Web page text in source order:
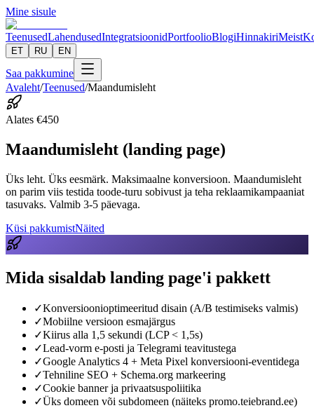
Mine sisule
TeenusedLahendusedIntegratsioonidPortfoolioBlogiHinnakiriMeist
ET RU EN
Saa pakkumine
Avaleht/Teenused/Maandumisleht
Alates €450
Maandumisleht (landing page)
Üks leht. Üks eesmärk. Maksimaalne konversioon. Maandumisleht
on parim viis testida toode-turu sobivust ja teha reklaamikampaaniat
tasuvaks. Valmib 3-5 päevaga.
Küsi pakkumistNäited
Mida sisaldab landing page'i pakkett
✓Konversioonioptimeeritud disain (A/B testimiseks valmis)
✓Mobiilne versioon esmajärgus
✓Kiirus alla 1,5 sekundi (LCP < 1,5s)
✓Lead-vorm e-posti ja Telegrami teavitustega
✓Google Analytics 4 + Meta Pixel konversiooni-eventidega
✓Tehniline SEO + Schema.org markeering
✓Cookie banner ja privaatsuspoliitika
✓Üks domeen või subdomeen (näiteks promo.teiebrand.ee)